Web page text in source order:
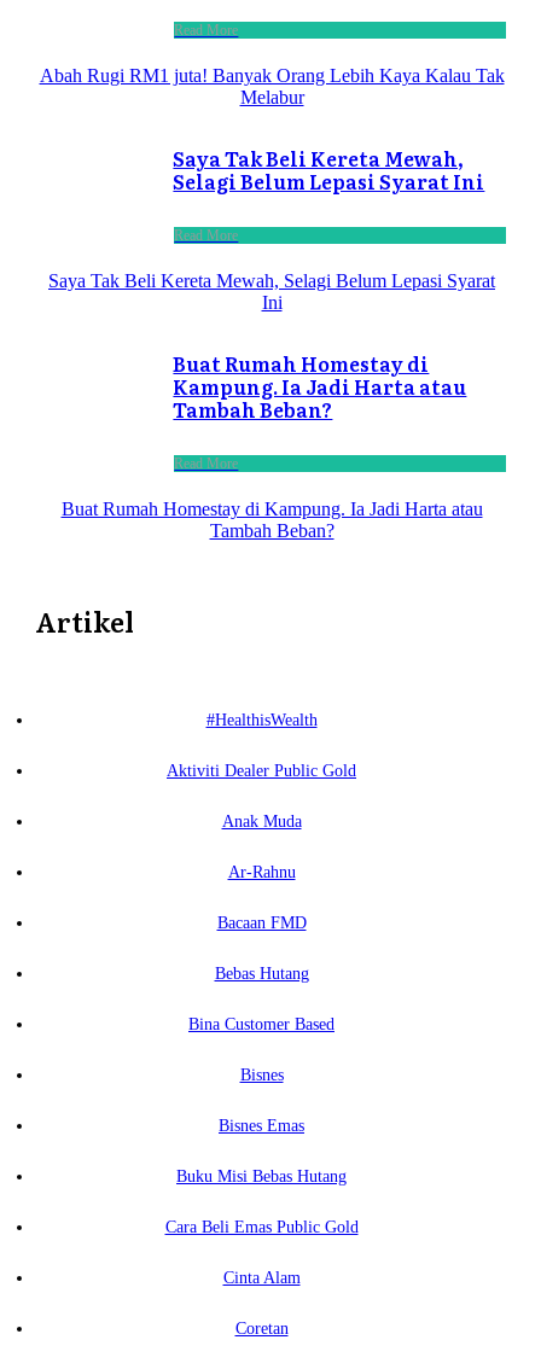
Read More
Abah Rugi RM1 juta! Banyak Orang Lebih Kaya Kalau Tak
Melabur
Saya Tak Beli Kereta Mewah,
Selagi Belum Lepasi Syarat Ini
Read More
Saya Tak Beli Kereta Mewah, Selagi Belum Lepasi Syarat
Ini
Buat Rumah Homestay di
Kampung. Ia Jadi Harta atau
Tambah Beban?
Read More
Buat Rumah Homestay di Kampung. Ia Jadi Harta atau
Tambah Beban?
Artikel
#HealthisWealth
Aktiviti Dealer Public Gold
Anak Muda
Ar-Rahnu
Bacaan FMD
Bebas Hutang
Bina Customer Based
Bisnes
Bisnes Emas
Buku Misi Bebas Hutang
Cara Beli Emas Public Gold
Cinta Alam
Coretan